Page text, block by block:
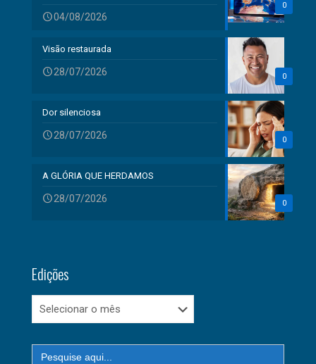
0
04/08/2026
0
Visão restaurada
28/07/2026
0
Dor silenciosa
28/07/2026
0
A GLÓRIA QUE HERDAMOS
28/07/2026
Edições
Edições
Search